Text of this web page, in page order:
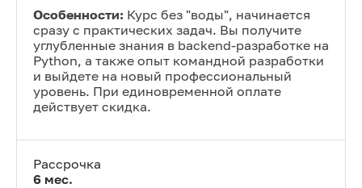
Особенности: Курс без "воды", начинается
сразу с практических задач. Вы получите
углубленные знания в backend-разработке на
Python, а также опыт командной разработки
и выйдете на новый профессиональный
уровень. При единовременной оплате
действует скидка.
Рассрочка
6 мес.